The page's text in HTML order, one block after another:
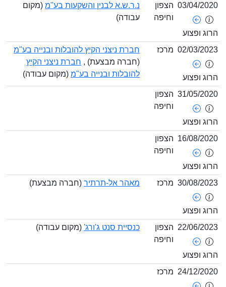
03/04/
ופצוע
הצפון
וחיפה
נ.ר.ש.א לבנין והשקעות בע"מ(מקום
עבודה)
02/03/
ופצוע
מרכז
חברת ניצני הקיץ להובלות ובנייה בע"מ
(חברה מבצעת) ,חברת ניצני הקיץ
להובלות ובנייה בע"מ(מקום עבודה)
31/05/
ופצוע
הצפון
וחיפה
16/08/
ופצוע
הצפון
וחיפה
30/08/
ופצוע
מרכז מאהר אל-תרתיר(חברה מבצעת)
22/06/
ופצוע
הצפון
וחיפה
כנסיית סנט ג'ורג'(מקום עבודה)
24/12/ מרכז